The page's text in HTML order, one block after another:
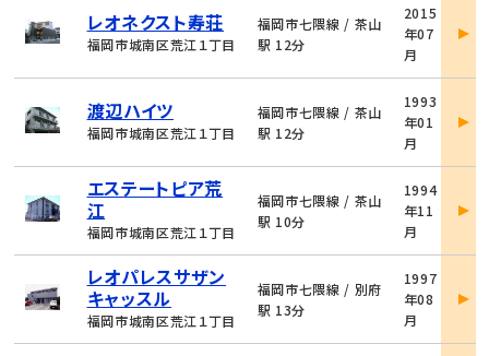
レオネクスト寿荘
福岡市城南区荒江１丁目
福岡市七隈線 / 茶山
駅 12分
2015
年07
月
詳
渡辺ハイツ
福岡市城南区荒江１丁目
福岡市七隈線 / 茶山
駅 12分
1993
年01
月
詳
エステートピア荒
江
福岡市城南区荒江１丁目
福岡市七隈線 / 茶山
駅 10分
1994
年11
月
詳
レオパレスサザン
キャッスル
福岡市城南区荒江１丁目
福岡市七隈線 / 別府
駅 13分
1997
年08
月
詳